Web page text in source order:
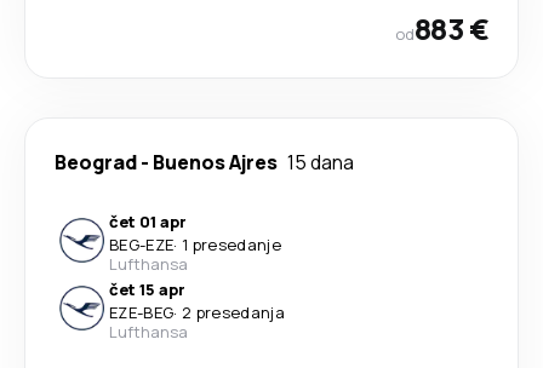
od883 €
Beograd- Buenos Ajres 15 dana
čet 01 apr
BEG-EZE· 1 presedanje
Lufthansa
čet 15 apr
EZE-BEG· 2 presedanja
Lufthansa